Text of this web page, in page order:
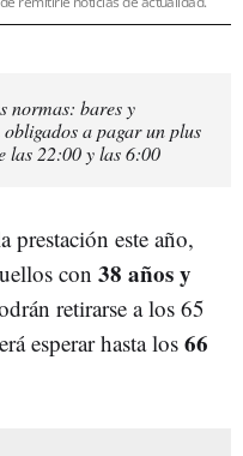
normas: bares y
obligados a pagar un plus
las 22:00 y las 6:00
prestación este año,
con 38 años y
retirarse a los 65
esperar hasta los 66